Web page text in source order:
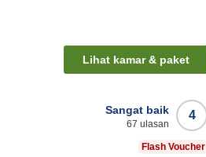
Lihat kamar & paket
4
Sangat baik
67 ulasan
Flash Voucher